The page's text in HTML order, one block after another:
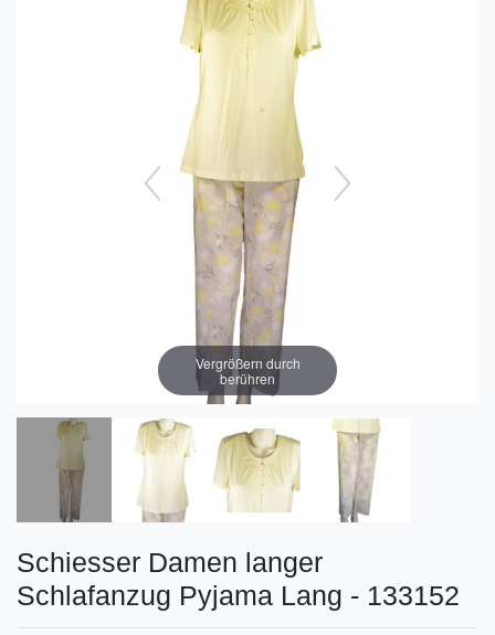
Vergrößern durch
berühren
Schiesser Damen langer
Schlafanzug Pyjama Lang - 133152